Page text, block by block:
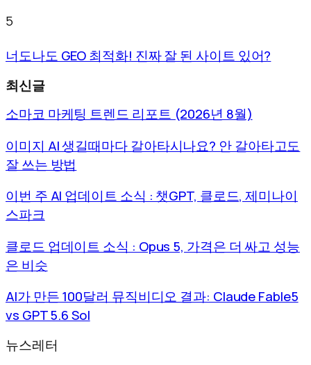
5
너도나도 GEO 최적화! 진짜 잘 된 사이트 있어?
최신글
소마코 마케팅 트렌드 리포트 (2026년 8월)
이미지 AI 생길때마다 갈아타시나요? 안 갈아타고도
잘 쓰는 방법
이번 주 AI 업데이트 소식 : 챗GPT, 클로드, 제미나이
스파크
클로드 업데이트 소식 : Opus 5, 가격은 더 싸고 성능
은 비슷
AI가 만든 100달러 뮤직비디오 결과: Claude Fable5
vs GPT 5.6 Sol
뉴스레터